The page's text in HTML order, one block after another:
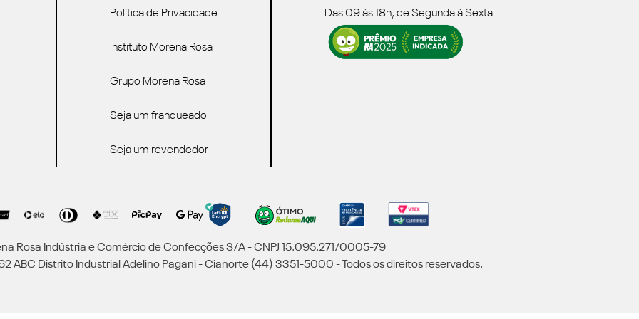
Política de Privacidade
Instituto Morena Rosa
Grupo Morena Rosa
Seja um franqueado
Seja um revendedor
Das 09 às 18h, de Segunda à Sexta.
Rosa Indústria e Comércio de Confecções S/A - CNPJ 15.095.271/0005-79
ABC Distrito Industrial Adelino Pagani - Cianorte (44) 3351-5000 - Todos os direitos reservados.